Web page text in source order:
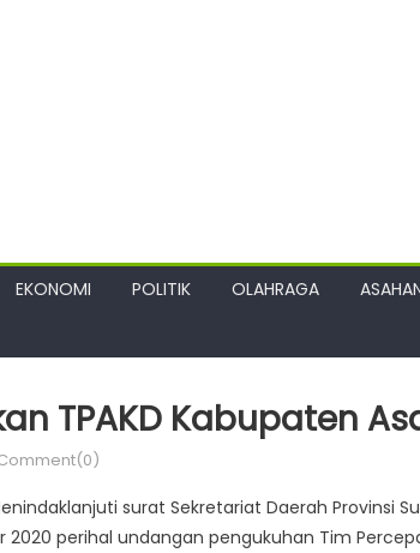
EKONOMI POLITIK OLAHRAGA
TPAKD Kabupaten
surat Sekretariat Daerah Provinsi
2020 perihal undangan pengukuhan Tim